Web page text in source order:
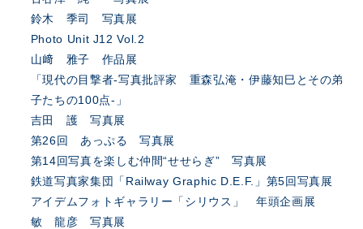
鈴木 季司 写真展
Photo Unit J12 Vol.2
山﨑 雅子 作品展
「現代の目撃者-写真批評家 重森弘淹・伊藤知巳とその弟
子たちの100点-」
吉田 護 写真展
第26回 あっぷる 写真展
第14回写真を楽しむ仲間“せせらぎ” 写真展
鉄道写真家集団「Railway Graphic D.E.F.」第5回写真展
アイデムフォトギャラリー「シリウス」 年頭企画展
敏 龍彦 写真展